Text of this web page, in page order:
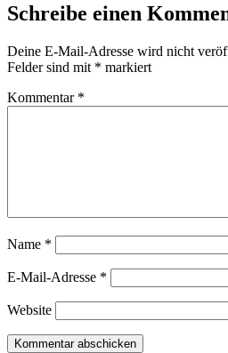
Schreibe einen
Deine E-Mail-Adresse wird nicht
Felder sind mit * markiert
Kommentar *
Name *
E-Mail-Adresse *
Website